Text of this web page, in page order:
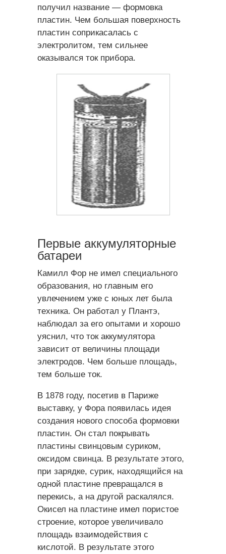
получил название — формовка
пластин. Чем большая поверхность
пластин соприкасалась с
электролитом, тем сильнее
оказывался ток прибора.
Первые аккумуляторные
батареи
Камилл Фор не имел специального
образования, но главным его
увлечением уже с юных лет была
техника. Он работал у Плантэ,
наблюдал за его опытами и хорошо
уяснил, что ток аккумулятора
зависит от величины площади
электродов. Чем больше площадь,
тем больше ток.
В 1878 году, посетив в Париже
выставку, у Фора появилась идея
создания нового способа формовки
пластин. Он стал покрывать
пластины свинцовым суриком,
оксидом свинца. В результате этого,
при зарядке, сурик, находящийся на
одной пластине превращался в
перекись, а на другой раскалялся.
Окисел на пластине имел пористое
строение, которое увеличивало
площадь взаимодействия с
кислотой. В результате этого